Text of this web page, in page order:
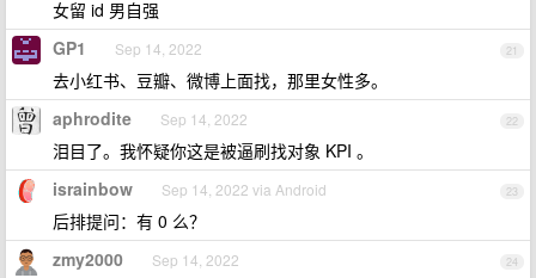
女留 id 男自强
21
GP1 Sep 14, 2022
去小红书、豆瓣、微博上面找，那里女性多。
22
aphrodite Sep 14, 2022
泪目了。我怀疑你这是被逼刷找对象 KPI 。
23
israinbow Sep 14, 2022 via Android
后排提问：有 0 么？
24
zmy2000 Sep 14, 2022